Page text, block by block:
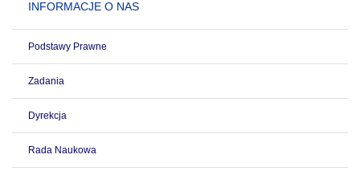
INFORMACJE O NAS
Podstawy Prawne
Zadania
Dyrekcja
Rada Naukowa